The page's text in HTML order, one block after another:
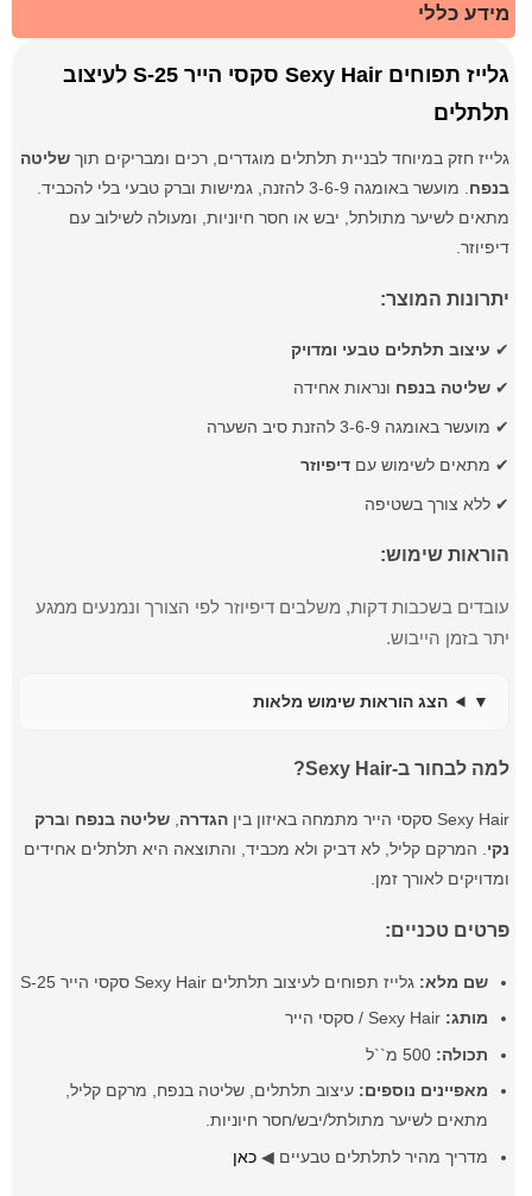
מידע כללי
גלייז תפוחים Sexy Hair סקסי הייר S-25 לעיצוב
תלתלים
גלייז חזק במיוחד לבניית תלתלים מוגדרים, רכים ומבריקים תוךשליטה
בנפח
. מועשר באומגה 3-6-9 להזנה, גמישות וברק טבעי בלי להכביד.
מתאים לשיער מתולתל, יבש או חסר חיוניות, ומעולה לשילוב עם
דיפיוזר.
יתרונות המוצר:
✔ עיצוב תלתלים טבעי ומדויק
✔שליטה בנפח ונראות אחידה
✔ מועשר באומגה 3-6-9 להזנת סיב השערה
✔ מתאים לשימוש עםדיפיוזר
✔ ללא צורך בשטיפה
הוראות שימוש:
עובדים בשכבות דקות, משלבים דיפיוזר לפי הצורך ונמנעים ממגע
יתר בזמן הייבוש.
הצג הוראות שימוש מלאות
למה לבחור ב-Sexy Hair?
Sexy Hair סקסי הייר מתמחה באיזון בין הגדרה ,שליטה בנפח וברק
נקי . המרקם קליל, לא דביק ולא מכביד, והתוצאה היא תלתלים אחידים
ומדויקים לאורך זמן.
פרטים טכניים:
שם מלא: גלייז תפוחים לעיצוב תלתלים Sexy Hair סקסי הייר S-25
מותג:
תכולה:
מאפיינים נוספים: עיצוב תלתלים, שליטה בנפח, מרקם קליל,
מתאים לשיער מתולתל/יבש/חסר חיוניות.
מדריך מהיר לתלתלים טבעיים ◀ כאן